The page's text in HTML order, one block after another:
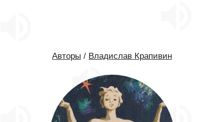
Авторы / Владислав Крапивин